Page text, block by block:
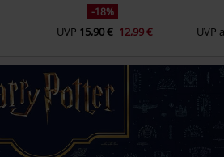
-18%
UVP 15,90 € 12,99 € UVP